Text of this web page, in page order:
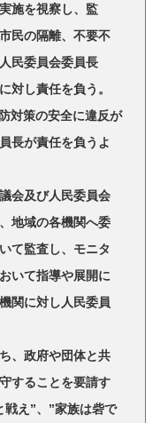
施を視察し、監
民の隔離、不要不
民委員会委員長
対し責任を負う。
対策の安全に違反が
長が責任を負うよ
会及び人民委員会
地域の各機関へ委
て監査し、モニタ
いて指導や展開に
関に対し人民委員
、政府や団体と共
することを要請す
戦え”、”家族は砦で